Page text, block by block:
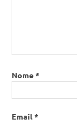
Nome*
Email*